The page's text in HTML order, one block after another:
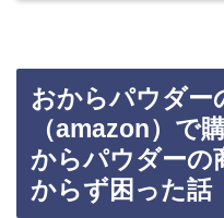
おからパウダー
（amazon）で
からパウダーの
からず困った話